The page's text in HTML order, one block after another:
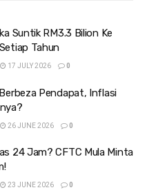
Suntik RM3.3 Bilion Ke
Tahun
17 JULY 2026 0
Pendapat, Inflasi
26 JUNE 2026 0
24 Jam? CFTC Mula Minta
23 JUNE 2026 0